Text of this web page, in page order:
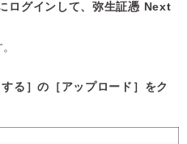
ログインして、弥生証憑 Next
る］の［アップロード］をク